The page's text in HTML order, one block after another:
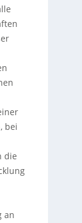
bei
die
an